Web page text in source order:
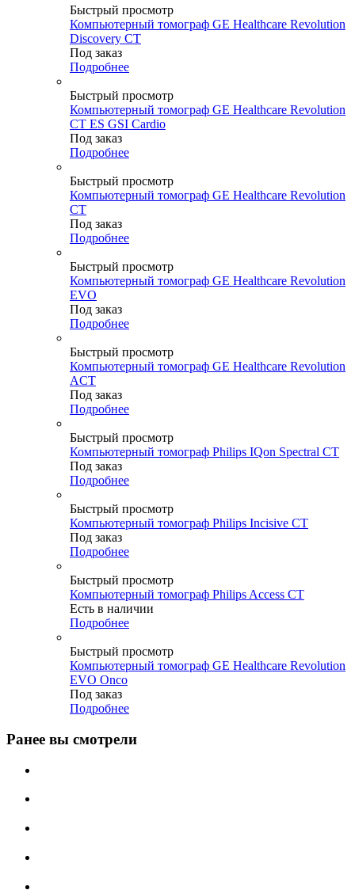
Быстрый просмотр
Компьютерный томограф GE Healthcare Revolution
Discovery CT
Под заказ
Подробнее
Быстрый просмотр
Компьютерный томограф GE Healthcare Revolution
CT ES GSI Cardio
Под заказ
Подробнее
Быстрый просмотр
Компьютерный томограф GE Healthcare Revolution
CT
Под заказ
Подробнее
Быстрый просмотр
Компьютерный томограф GE Healthcare Revolution
EVO
Под заказ
Подробнее
Быстрый просмотр
Компьютерный томограф GE Healthcare Revolution
ACT
Под заказ
Подробнее
Быстрый просмотр
Компьютерный томограф Philips IQon Spectral CT
Под заказ
Подробнее
Быстрый просмотр
Компьютерный томограф Philips Incisive CT
Под заказ
Подробнее
Быстрый просмотр
Компьютерный томограф Philips Access CT
Есть в наличии
Подробнее
Быстрый просмотр
Компьютерный томограф GE Healthcare Revolution
EVO Onco
Под заказ
Подробнее
Ранее вы смотрели